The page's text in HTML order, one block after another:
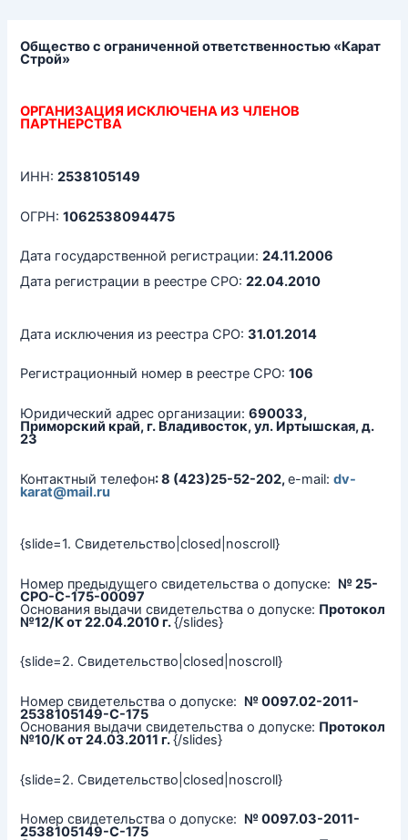
Общество с ограниченной ответственностью «Карат
Строй»
ОРГАНИЗАЦИЯ ИСКЛЮЧЕНА ИЗ ЧЛЕНОВ
ПАРТНЕРСТВА
ИНН:2538105149
ОГРН:1062538094475
Дата государственной регистрации:24.11.2006
Дата регистрации в реестре СРО:22.04.2010
Дата исключения из реестра СРО:31.01.2014
Регистрационный номер в реестре СРО:106
Юридический адрес организации:690033,
Приморский край, г. Владивосток, ул. Иртышская, д.
23
Контактный телефон: 8 (423)25-52-202,e-mail:dv-
karat@mail.ru
{slide=1. Свидетельство|closed|noscroll}
Номер предыдущего свидетельства о допуске: № 25-
СРО-С-175-00097
Основания выдачи свидетельства о допуске: Протокол
№12/К от 22.04.2010 г.{/slides}
{slide=2. Свидетельство|closed|noscroll}
Номер свидетельства о допуске: № 0097.02-2011-
2538105149-С-175
Основания выдачи свидетельства о допуске: Протокол
№10/К от 24.03.2011 г.{/slides}
{slide=2. Свидетельство|closed|noscroll}
Номер свидетельства о допуске: № 0097.03-2011-
2538105149-С-175